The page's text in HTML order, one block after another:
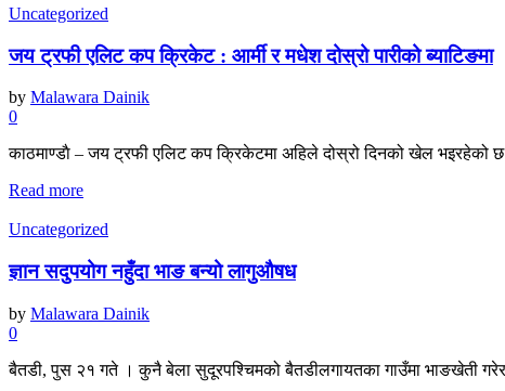
Uncategorized
जय ट्रफी एलिट कप क्रिकेट : आर्मी र मधेश दोस्रो पारीको ब्याटिङमा
by Malawara Dainik
0
काठमाण्डाै – जय ट्रफी एलिट कप क्रिकेटमा अहिले दोस्रो दिनको खेल भइरहेको
Read more
Uncategorized
ज्ञान सदुपयोग नहुँदा भाङ बन्यो लागुऔषध
by Malawara Dainik
0
बैतडी, पुस २१ गते । कुनै बेला सुदूरपश्चिमको बैतडीलगायतका गाउँमा भाङखेती